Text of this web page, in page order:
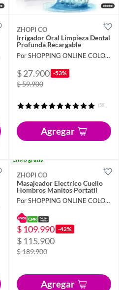
ZHOPI CO
Irrigador Oral Limpieza Dental
Profunda Recargable
Por SHOPPING ONLINE COLOMBIA SAS
$ 27.900 -53%
$ 59.900
(58)
Agregar
Envíogratis
ZHOPI CO
Masajeador Electrico Cuello
Hombros Manitos Portatil
Por SHOPPING ONLINE COLOMBIA SAS
$ 109.990 -42%
$ 115.900
$ 189.900
Agregar